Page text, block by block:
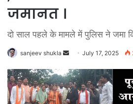
जमानत ।
दो साल पहले के मामले में पुलिस ने जमा
sanjeev shukla
Send
email
July 17, 2025